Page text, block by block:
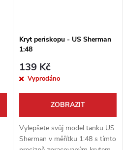
Kryt periskopu - US Sherman
1:48
139 Kč
Vyprodáno
ZOBRAZIT
Vylepšete svůj model tanku US
Sherman v měřítku 1:48 s tímto